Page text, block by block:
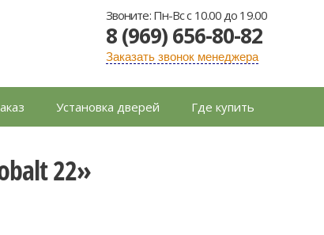
Звоните: Пн-Вс с 10.00 до 19.00
8 (969) 656-80-82
Заказать звонок менеджера
Установка дверей Где купить
22»